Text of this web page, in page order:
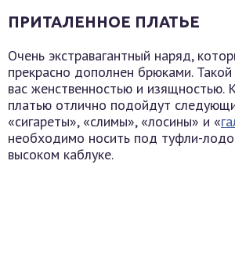
ПРИТАЛЕННОЕ ПЛАТЬЕ
Очень экстравагантный наряд,
прекрасно дополнен брюками.
вас женственностью и изящностью.
платью отлично подойдут
«сигареты», «слимы», «лосины» и «
необходимо носить под туфли-
высоком каблуке.